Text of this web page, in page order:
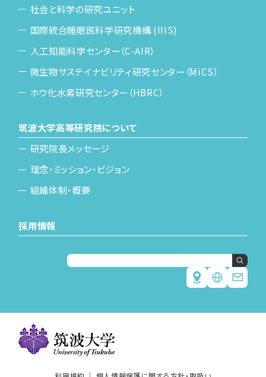
社会と科学の研究ユニット
国際統合睡眠医科学研究機構 (IIIS)
人工知能科学センター（C-AIR）
微生物サステイナビリティ研究センター（MiCS）
ホウ化水素研究センター（HBRC）
筑波大学高等研究院について
研究院長メッセージ
理念・ミッション・ビジョン
組織体制・概要
採用情報